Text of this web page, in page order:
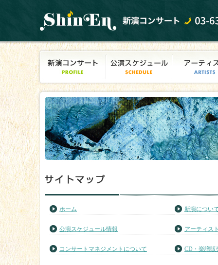
ホーム 新演につい
公演スケジュール情報 アーティス
コンサートマネジメントについて CD・楽譜販